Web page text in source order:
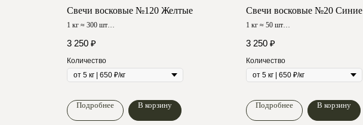
Свечи восковые №120 Желтые
1 кг ≈ 300 шт
3 250 ₽
Количество
Подробнее В корзину
Свечи восковые №20 Синие
1 кг ≈ 50 шт
3 250 ₽
Количество
Подробнее В корзину